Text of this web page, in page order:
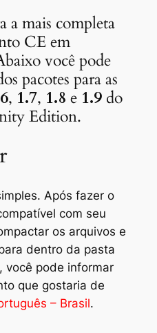
a mais completa
CE em
você pode
pacotes para as
, 1.7, 1.8 e 1.9do
Edition.
Após fazer o
com seu
os arquivos e
dentro da pasta
você pode informar
que gostaria de
– Brasil.